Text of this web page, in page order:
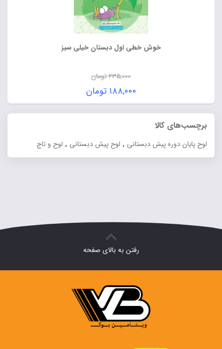
خوش خطی اول دبستان خیلی سبز
۲۳۵,۰۰۰تومان
قیمت
اصلی:
۲۳۵,۰۰۰ تومان
۱۸۸,۰۰۰ تومان
قیمت
فعلی:
برچسب‌های کالا
لوح پایان دوره پیش دبستانی , لوح پیش دبستانی , لوح و تاج
رفتن به بالای صفحه